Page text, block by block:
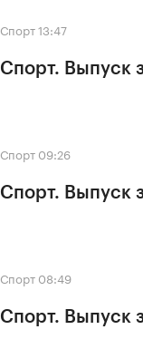
Спорт13:47
Спорт. Выпуск
Спорт 09:26
Спорт. Выпуск
Спорт 08:49
Спорт. Выпуск